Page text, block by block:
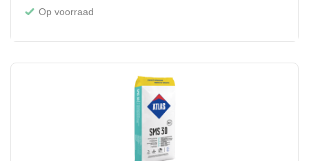
Op voorraad